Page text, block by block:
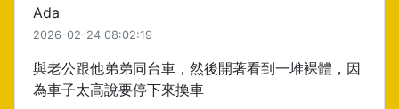
Ada
2026-02-24 08:02:19
與老公跟他弟弟同台車，然後開著看到一堆裸體，因
為車子太高說要停下來換車